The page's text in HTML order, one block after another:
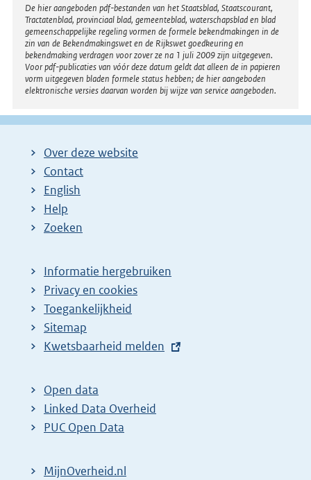
Disclaimer
De hier aangeboden pdf-bestanden van het Staatsblad, Staatscourant,
Tractatenblad, provinciaal blad, gemeenteblad, waterschapsblad en blad
gemeenschappelijke regeling vormen de formele bekendmakingen in de
zin van de Bekendmakingswet en de Rijkswet goedkeuring en
bekendmaking verdragen voor zover ze na 1 juli 2009 zijn uitgegeven.
Voor pdf-publicaties van vóór deze datum geldt dat alleen de in papieren
vorm uitgegeven bladen formele status hebben; de hier aangeboden
elektronische versies daarvan worden bij wijze van service aangeboden.
Over deze website
Contact
English
Help
Zoeken
Informatie hergebruiken
Privacy en cookies
Toegankelijkheid
Sitemap
E
t
e
r
l
Kwetsbaarheid melden
Open data
Linked Data Overheid
PUC Open Data
MijnOverheid.nl